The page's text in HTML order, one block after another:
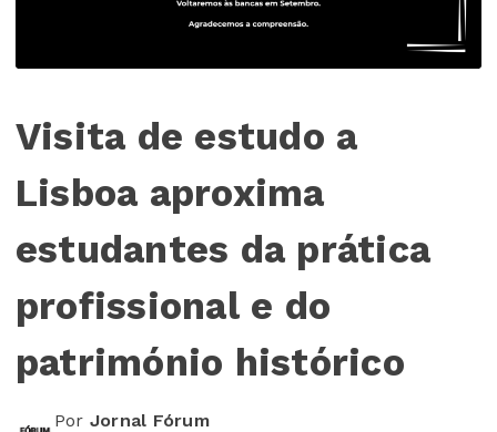
Visita de estudo a
Lisboa aproxima
estudantes da prática
profissional e do
património histórico
Por Jornal Fórum